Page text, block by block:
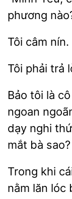
phương
phải trả
Bảo tôi là
ngoan
nghi
mắt bà sao?
Trong khi
nằm lăn